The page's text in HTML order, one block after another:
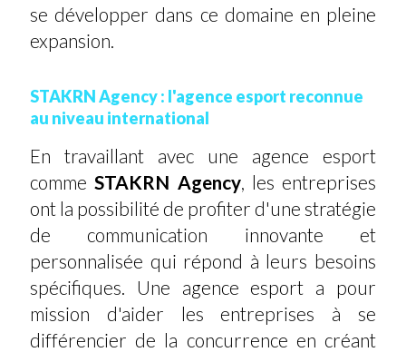
se développer dans ce domaine en pleine
expansion.
STAKRN Agency : l'agence esport reconnue
au niveau international
En travaillant avec une agence esport
commeSTAKRN Agency, les entreprises
ont la possibilité de profiter d'une stratégie
de communication innovante et
personnalisée qui répond à leurs besoins
spécifiques. Une agence esport a pour
mission d'aider les entreprises à se
différencier de la concurrence en créant